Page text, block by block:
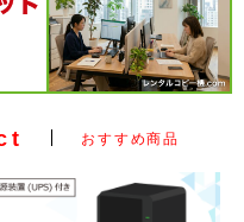
おすすめ商品